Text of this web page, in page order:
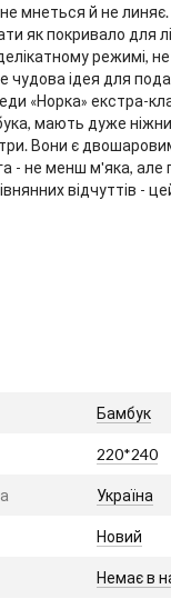
мнеться й не
як покривало для
режимі, не
чудова ідея для
«Норка» екстра-
мають дуже
Вони є
- не менш м'яка, але
відчуттів -
Бамбук
220*240
Україна
Новий
Немає в